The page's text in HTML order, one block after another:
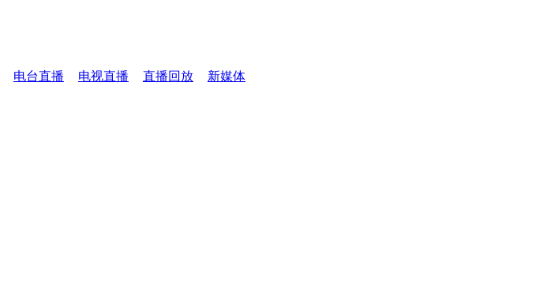
电台直播 电视直播 直播回放
新媒体